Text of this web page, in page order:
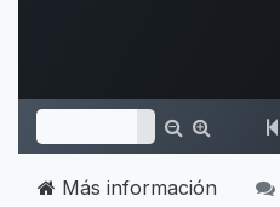
Más información